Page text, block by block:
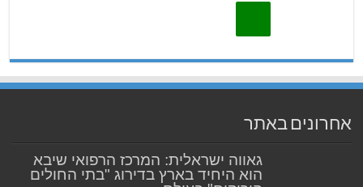
אחרונים באתר
גאווה ישראלית: המרכז הרפואי שיבא
הוא היחיד בארץ בדירוג "בתי החולים